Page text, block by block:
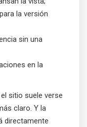
la versión
sin una
en la
sitio suele verse
claro. Y la
directamente